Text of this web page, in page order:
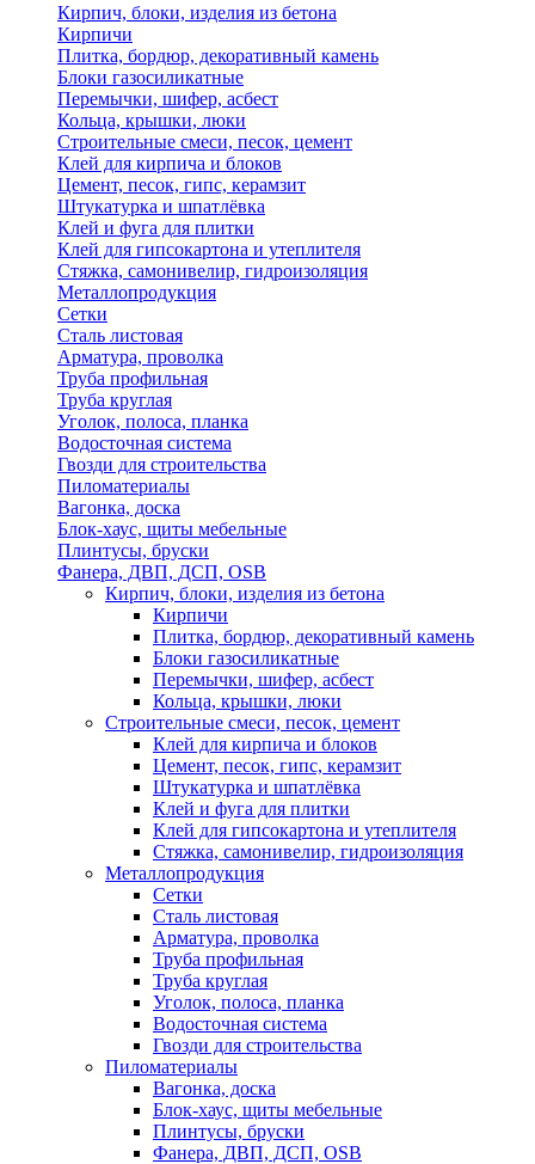
Кирпич, блоки, изделия из бетона
Кирпичи
Плитка, бордюр, декоративный камень
Блоки газосиликатные
Перемычки, шифер, асбест
Кольца, крышки, люки
Строительные смеси, песок, цемент
Клей для кирпича и блоков
Цемент, песок, гипс, керамзит
Штукатурка и шпатлёвка
Клей и фуга для плитки
Клей для гипсокартона и утеплителя
Стяжка, самонивелир, гидроизоляция
Металлопродукция
Сетки
Сталь листовая
Арматура, проволка
Труба профильная
Труба круглая
Уголок, полоса, планка
Водосточная система
Гвозди для строительства
Пиломатериалы
Вагонка, доска
Блок-хаус, щиты мебельные
Плинтусы, бруски
Фанера, ДВП, ДСП, OSB
Кирпич, блоки, изделия из бетона
Кирпичи
Плитка, бордюр, декоративный камень
Блоки газосиликатные
Перемычки, шифер, асбест
Кольца, крышки, люки
Строительные смеси, песок, цемент
Клей для кирпича и блоков
Цемент, песок, гипс, керамзит
Штукатурка и шпатлёвка
Клей и фуга для плитки
Клей для гипсокартона и утеплителя
Стяжка, самонивелир, гидроизоляция
Металлопродукция
Сетки
Сталь листовая
Арматура, проволка
Труба профильная
Труба круглая
Уголок, полоса, планка
Водосточная система
Гвозди для строительства
Пиломатериалы
Вагонка, доска
Блок-хаус, щиты мебельные
Плинтусы, бруски
Фанера, ДВП, ДСП, OSB